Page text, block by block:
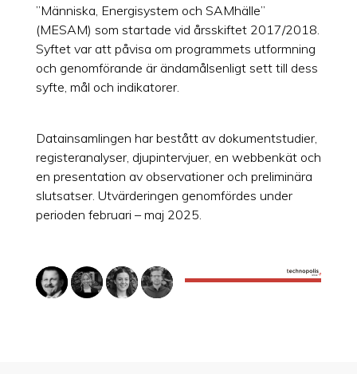
”Människa, Energisystem och SAMhälle”
(MESAM) som startade vid årsskiftet 2017/2018.
Syftet var att påvisa om programmets utformning
och genomförande är ändamålsenligt sett till dess
syfte, mål och indikatorer.
Datainsamlingen har bestått av dokumentstudier,
registeranalyser, djupintervjuer, en webbenkät och
en presentation av observationer och preliminära
slutsatser. Utvärderingen genomfördes under
perioden februari – maj 2025.